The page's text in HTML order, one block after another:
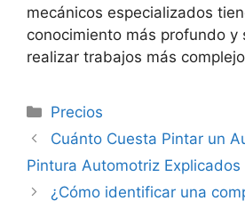
mecánicos especializados
conocimiento más profundo y
realizar trabajos más
Categorías
Precios
Cuánto Cuesta Pintar un
Pintura Automotriz Explicados
¿Cómo identificar una